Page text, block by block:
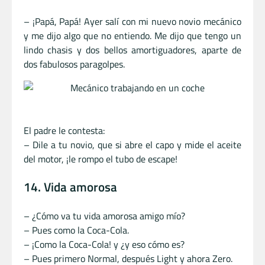
– ¡Papá, Papá! Ayer salí con mi nuevo novio mecánico
y me dijo algo que no entiendo. Me dijo que tengo un
lindo chasis y dos bellos amortiguadores, aparte de
dos fabulosos paragolpes.
El padre le contesta:
– Dile a tu novio, que si abre el capo y mide el aceite
del motor, ¡le rompo el tubo de escape!
14. Vida amorosa
– ¿Cómo va tu vida amorosa amigo mío?
– Pues como la Coca-Cola.
– ¡Como la Coca-Cola! y ¿y eso cómo es?
– Pues primero Normal, después Light y ahora Zero.